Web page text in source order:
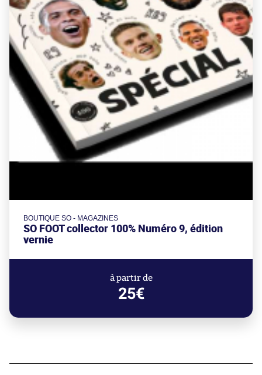
BOUTIQUE SO - MAGAZINES
SO FOOT collector 100% Numéro 9, édition
vernie
à partir de
25€